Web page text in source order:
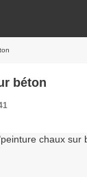
béton